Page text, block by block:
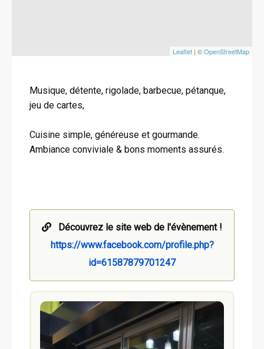
Leaflet | ©OpenStreetMap
Musique, détente, rigolade, barbecue, pétanque,
jeu de cartes,
Cuisine simple, généreuse et gourmande.
Ambiance conviviale & bons moments assurés.
Découvrez le site web de l'évènement !
https://www.facebook.com/profile.php?
id=61587879701247